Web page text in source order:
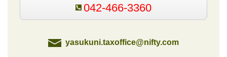
042-466-3360
yasukuni.taxoffice@nifty.com